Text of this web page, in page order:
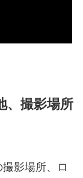
、撮影場所
影場所、ロ